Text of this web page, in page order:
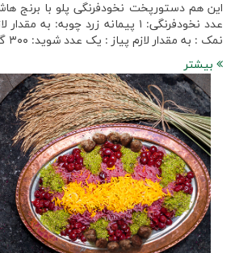
عدد نخودفرنگی: ۱ پیمانه زرد چوبه:
نمک : به مقدار لازم پیاز : یک عدد شوید: ۳۰۰ گرم زعفرا...
بیشتر